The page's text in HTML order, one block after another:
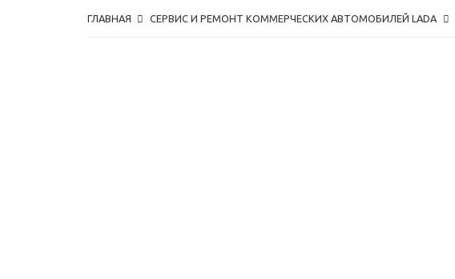
ГЛАВНАЯ СЕРВИС И РЕМОНТ КОММЕРЧЕСКИХ АВТОМОБИЛЕЙ LADA